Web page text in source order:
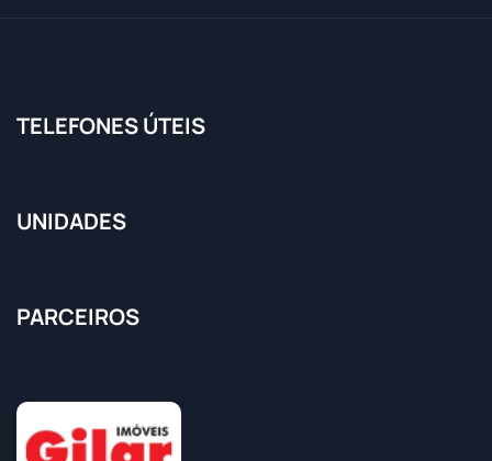
TELEFONES ÚTEIS
UNIDADES
PARCEIROS